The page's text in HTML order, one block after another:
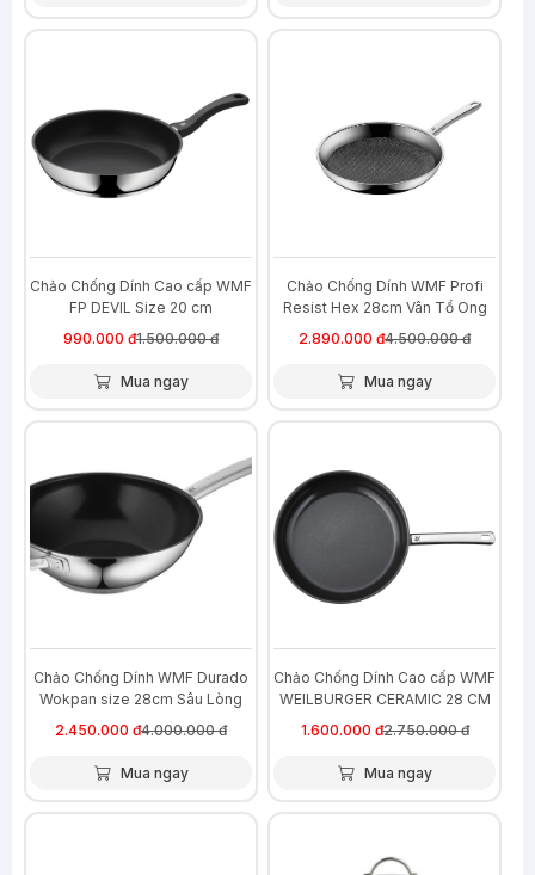
Chảo Chống Dính Cao cấp WMF
FP DEVIL Size 20 cm
990.000 đ1.500.000 đ
Mua ngay
Chảo Chống Dính WMF Profi
Resist Hex 28cm Vân Tổ Ong
2.890.000 đ4.500.000 đ
Mua ngay
Chảo Chống Dính WMF Durado
Wokpan size 28cm Sâu Lòng
2.450.000 đ4.000.000 đ
Mua ngay
Chảo Chống Dính Cao cấp WMF
WEILBURGER CERAMIC 28 CM
1.600.000 đ2.750.000 đ
Mua ngay